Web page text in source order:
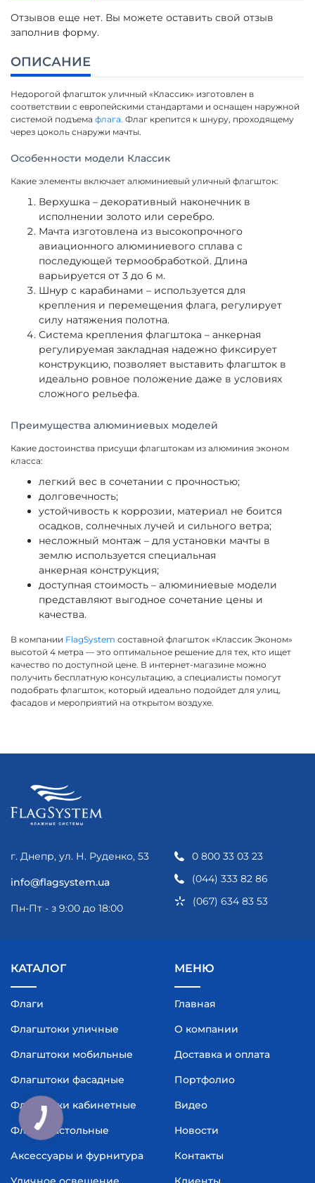
Отзывов еще нет. Вы можете оставить свой отзыв
заполнив форму.
ОПИСАНИЕ
Недорогой флагшток уличный «Классик» изготовлен в
соответствии с европейскими стандартами и оснащен наружной
системой подъема флага. Флаг крепится к шнуру, проходящему
через цоколь снаружи мачты.
Особенности модели Классик
Какие элементы включает алюминиевый уличный флагшток:
Верхушка – декоративный наконечник в
исполнении золото или серебро.
Мачта изготовлена из высокопрочного
авиационного алюминиевого сплава с
последующей термообработкой. Длина
варьируется от 3 до 6 м.
Шнур с карабинами – используется для
крепления и перемещения флага, регулирует
силу натяжения полотна.
Система крепления флагштока – анкерная
регулируемая закладная надежно фиксирует
конструкцию, позволяет выставить флагшток в
идеально ровное положение даже в условиях
сложного рельефа.
Преимущества алюминиевых моделей
Какие достоинства присущи флагштокам из алюминия эконом
класса:
легкий вес в сочетании с прочностью;
долговечность;
устойчивость к коррозии, материал не боится
осадков, солнечных лучей и сильного ветра;
несложный монтаж – для установки мачты в
землю используется специальная
анкерная конструкция;
доступная стоимость – алюминиевые модели
представляют выгодное сочетание цены и
качества.
В компании FlagSystem составной флагшток «Классик Эконом»
высотой 4 метра — это оптимальное решение для тех, кто ищет
качество по доступной цене. В интернет-магазине можно
получить бесплатную консультацию, а специалисты помогут
подобрать флагшток, который идеально подойдет для улиц,
фасадов и мероприятий на открытом воздухе.
г. Днепр, ул. Н. Руденко, 53
info@flagsystem.ua
Пн-Пт - з 9:00 до 18:00
0 800 33 03 23
(044) 333 82 86
(067) 634 83 53
КАТАЛОГ
Флаги
Флагштоки уличные
Флагштоки мобильные
Флагштоки фасадные
Флагштоки кабинетные
Флаги настольные
Аксессуары и фурнитура
МЕНЮ
Главная
О компании
Доставка и оплата
Портфолио
Видео
Новости
Контакты